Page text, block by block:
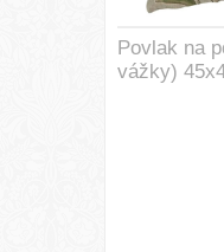
Povlak na
vážky)